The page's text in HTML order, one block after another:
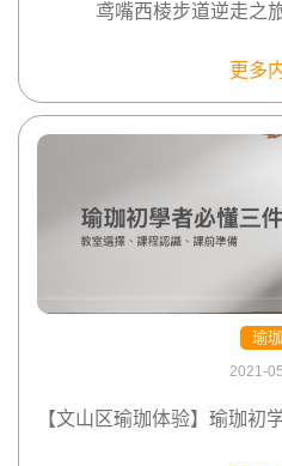
鸢嘴西棱步道逆走之
更多
瑜珈
2021-